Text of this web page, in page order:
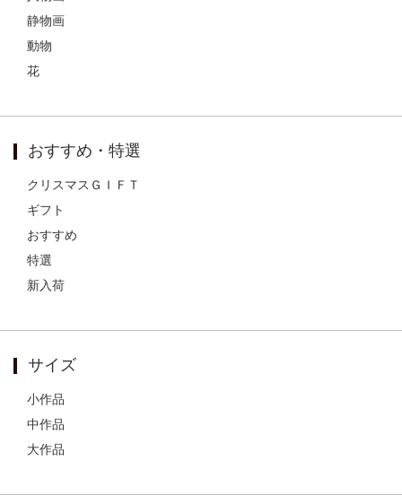
静物画
動物
花
おすすめ・特選
クリスマスＧＩＦＴ
ギフト
おすすめ
特選
新入荷
サイズ
小作品
中作品
大作品